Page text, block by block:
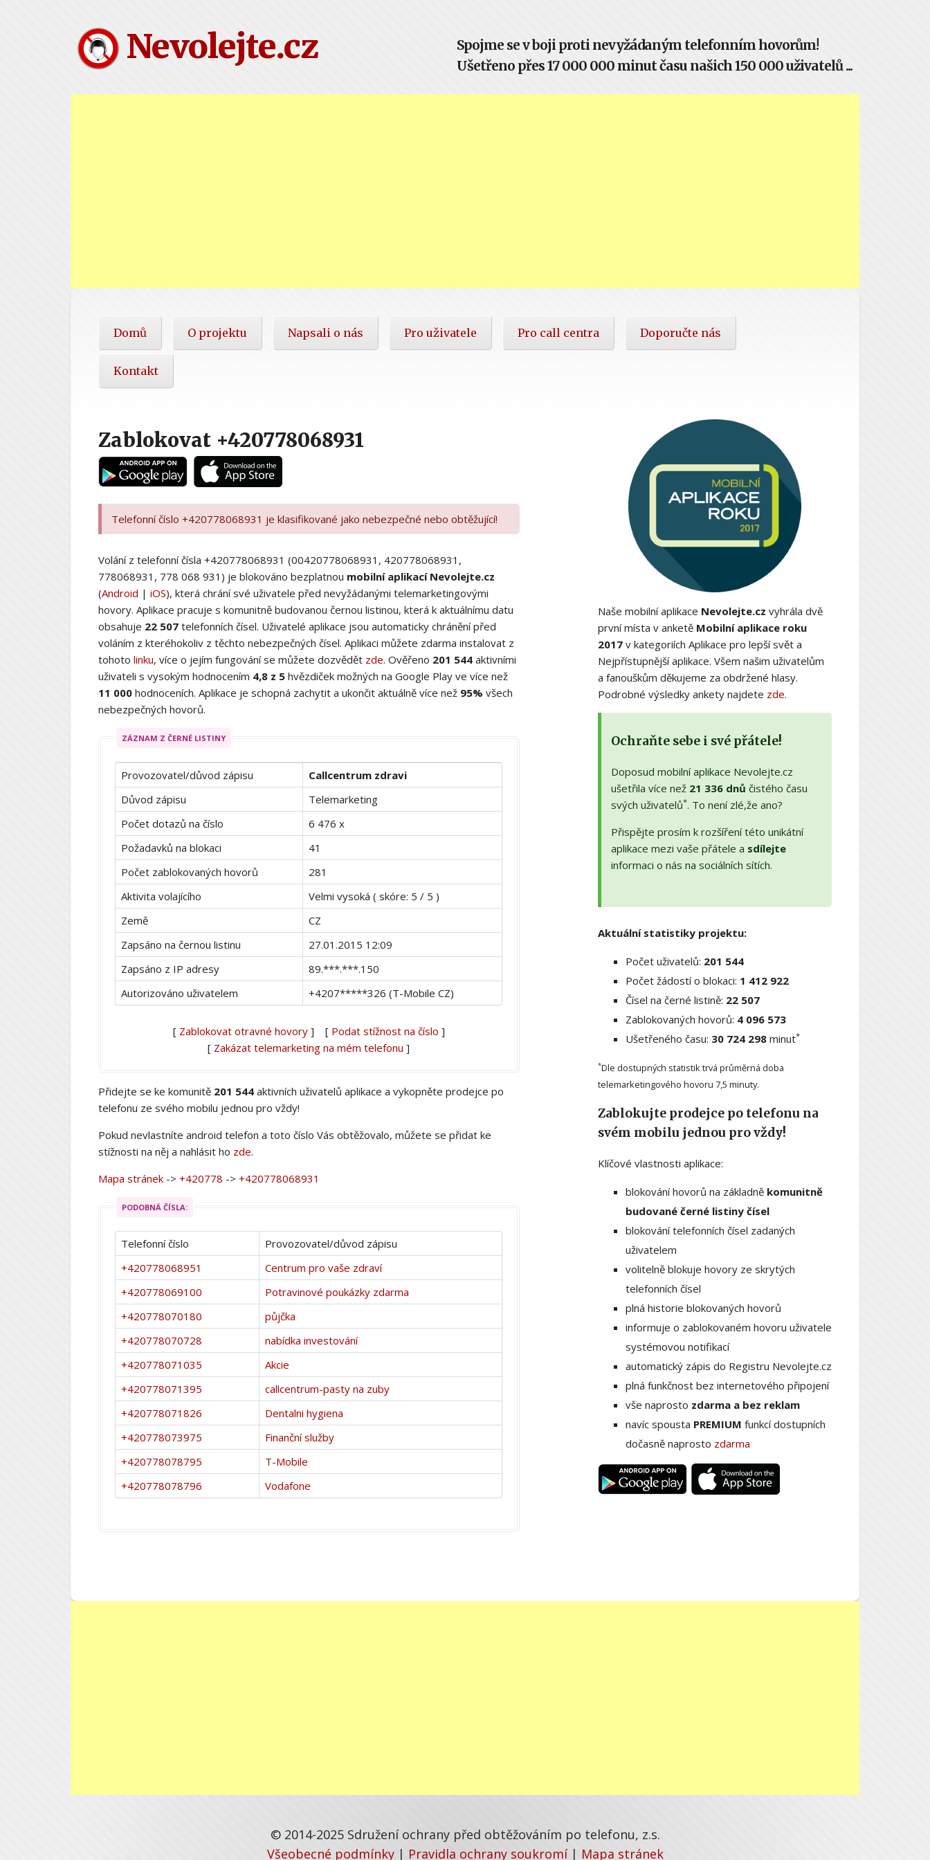
Nevolejte.cz
Spojme se v boji proti nevyžádaným telefonním hovorům!
Ušetřeno přes 17 000 000 minut času našich 150 000 uživatelů ...
Domů O projektu Napsali o nás Pro uživatele Pro call centra Doporučte nás
Kontakt
Zablokovat +420778068931
Telefonní číslo +420778068931 je klasifikované jako nebezpečné nebo obtěžující!
Volání z telefonní čísla +420778068931 (00420778068931, 420778068931,
778068931, 778 068 931) je blokováno bezplatnou mobilní aplikací Nevolejte.cz
(Android | iOS), která chrání své uživatele před nevyžádanými telemarketingovými
hovory. Aplikace pracuje s komunitně budovanou černou listinou, která k aktuálnímu datu
obsahuje 22 507 telefonních čísel. Uživatelé aplikace jsou automaticky chránění před
voláním z kteréhokoliv z těchto nebezpečných čísel. Aplikaci můžete zdarma instalovat z
tohoto linku, více o jejím fungování se můžete dozvědět zde. Ověřeno 201 544 aktivními
uživateli s vysokým hodnocením 4,8 z 5 hvězdiček možných na Google Play ve více než
11 000 hodnoceních. Aplikace je schopná zachytit a ukončit aktuálně více než 95% všech
nebezpečných hovorů.
ZÁZNAM Z ČERNÉ LISTINY
Provozovatel/důvod zápisu
Callcentrum zdravi
Důvod zápisu
Telemarketing
Počet dotazů na číslo
6 476 x
Požadavků na blokaci
41
Počet zablokovaných hovorů
281
Aktivita volajícího
Velmi vysoká ( skóre: 5 / 5 )
Země
CZ
Zapsáno na černou listinu
27.01.2015 12:09
Zapsáno z IP adresy
89.***.***.150
Autorizováno uživatelem
+4207*****326 (T-Mobile CZ)
[ Zablokovat otravné hovory] [ Podat stížnost na číslo ]
[ Zakázat telemarketing na mém telefonu ]
Přidejte se ke komunitě 201 544 aktivních uživatelů aplikace a vykopněte prodejce po
telefonu ze svého mobilu jednou pro vždy!
Pokud nevlastníte android telefon a toto číslo Vás obtěžovalo, můžete se přidat ke
stížnosti na něj a nahlásit ho zde.
Mapa stránek -> +420778 -> +420778068931
PODOBNÁ ČÍSLA:
Telefonní číslo
Provozovatel/důvod zápisu
+420778068951
Centrum pro vaše zdraví
+420778069100
Potravinové poukázky zdarma
+420778070180
půjčka
+420778070728
nabídka investování
+420778071035
Akcie
+420778071395
callcentrum-pasty na zuby
+420778071826
Dentalni hygiena
+420778073975
Finanční služby
+420778078795
T-Mobile
+420778078796
Vodafone
Naše mobilní aplikace Nevolejte.cz vyhrála dvě
první místa v anketě Mobilní aplikace roku
2017v kategoriích Aplikace pro lepší svět a
Nejpřístupnější aplikace. Všem našim uživatelům
a fanouškům děkujeme za obdržené hlasy.
Podrobné výsledky ankety najdete zde.
Ochraňte sebe i své přátele!
Doposud mobilní aplikace Nevolejte.cz
ušetřila více než 21 336 dnů čistého času
svých uživatelů*. To není zlé,že ano?
Přispějte prosím k rozšíření této unikátní
aplikace mezi vaše přátele a sdílejte
informaci o nás na sociálních sítích.
Aktuální statistiky projektu:
Počet uživatelů: 201 544
Počet žádostí o blokaci: 1 412 922
Čísel na černé listině: 22 507
Zablokovaných hovorů: 4 096 573
Ušetřeného času: 30 724 298minut*
*Dle dostupných statistik trvá průměrná doba
telemarketingového hovoru 7,5 minuty.
Zablokujte prodejce po telefonu na
svém mobilu jednou pro vždy!
Klíčové vlastnosti aplikace:
blokování hovorů na základně komunitně
budované černé listiny čísel
blokování telefonních čísel zadaných
uživatelem
volitelně blokuje hovory ze skrytých
telefonních čísel
plná historie blokovaných hovorů
informuje o zablokovaném hovoru uživatele
systémovou notifikací
automatický zápis do Registru Nevolejte.cz
plná funkčnost bez internetového připojení
vše naprosto zdarma a bez reklam
navíc spousta PREMIUM funkcí dostupních
dočasně naprosto zdarma
© 2014-2025 Sdružení ochrany před obtěžováním po telefonu, z.s.
Všeobecné podmínky | Pravidla ochrany soukromí | Mapa stránek